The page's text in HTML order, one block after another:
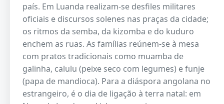
país. Em Luanda realizam-se desfiles militares
oficiais e discursos solenes nas praças da cidade;
os ritmos da semba, da kizomba e do kuduro
enchem as ruas. As famílias reúnem-se à mesa
com pratos tradicionais como muamba de
galinha, calulu (peixe seco com legumes) e funje
(papa de mandioca). Para a diáspora angolana no
estrangeiro, é o dia de ligação à terra natal: em